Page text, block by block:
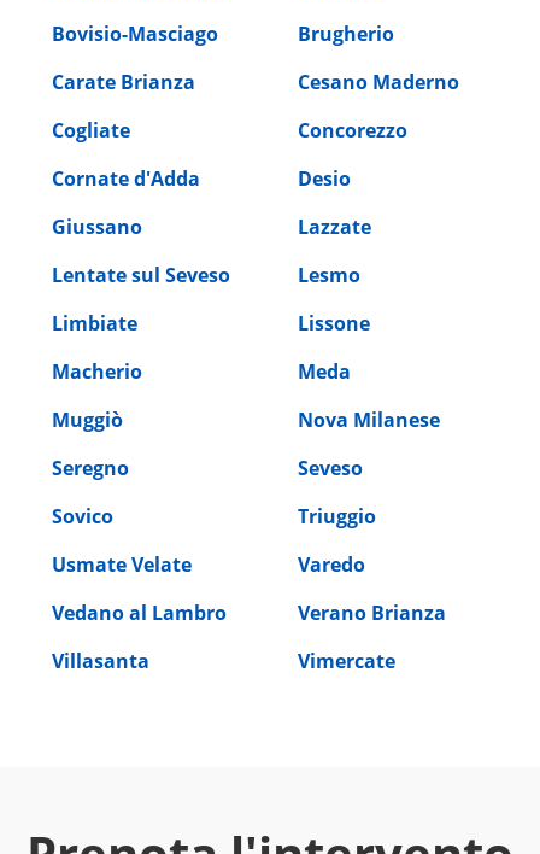
Bovisio-Masciago
Brugherio
Carate Brianza
Cesano Maderno
Cogliate
Concorezzo
Cornate d'Adda
Desio
Giussano
Lazzate
Lentate sul Seveso
Lesmo
Limbiate
Lissone
Macherio
Meda
Muggiò
Nova Milanese
Seregno
Seveso
Sovico
Triuggio
Usmate Velate
Varedo
Vedano al Lambro
Verano Brianza
Villasanta
Vimercate